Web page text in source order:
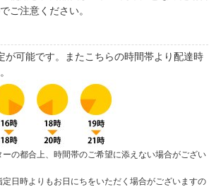
ご注意ください。
が可能です。またこちらの時間帯より配達時
の都合上、時間帯のご希望に添えない場合がござい
日時よりもお日にちをいただく場合がございますの